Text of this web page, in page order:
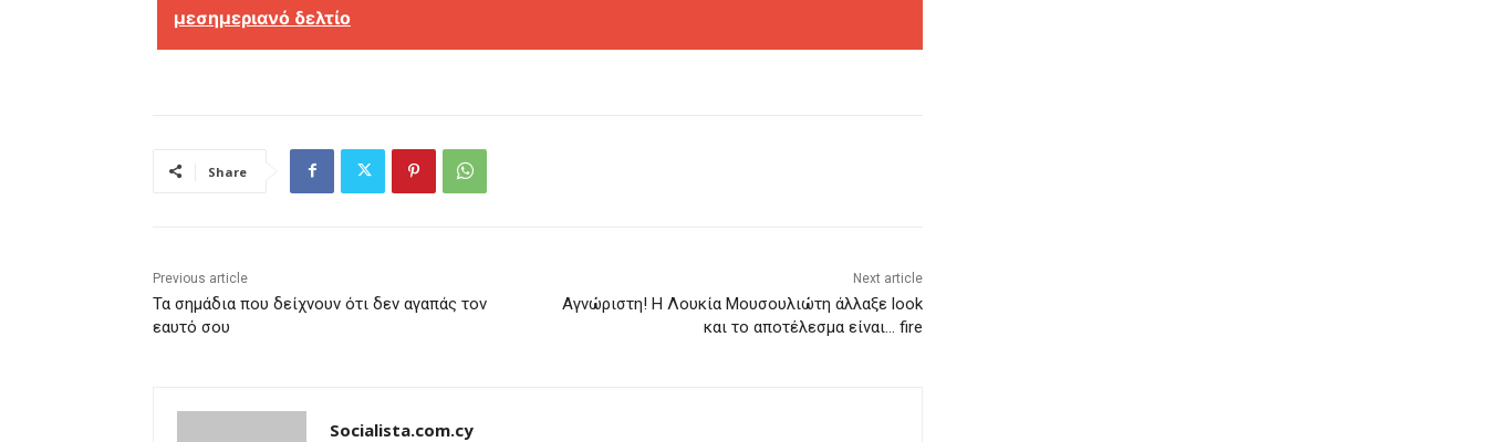
μεσημεριανό δελτίο
Share
Previous article
Τα σημάδια που δείχνουν ότι δεν αγαπάς τον
εαυτό σου
Next article
Αγνώριστη! Η Λουκία Μουσουλιώτη άλλαξε look
και το αποτέλεσμα είναι… fire
Socialista.com.cy